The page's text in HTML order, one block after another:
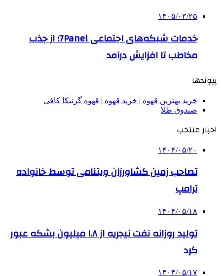
۱۴۰۵/۰۳/۲۵
خدمات شبکه‌های اجتماعی 7Panel؛ از جذب
مخاطب تا افزایش درآمد
پیوندها
خرید بهترین قهوه | خرید قهوه | قهوه گرنیکا کافی
صندوق طلا
اخبار منتخب
۱۴۰۴/۰۵/۲۰
تصاحب زمین کشاورزان ویتنامی توسط خانواده
ترامپ
۱۴۰۴/۰۵/۱۸
تولید روزانه نفت نیجریه از ۱.۸ میلیون بشکه عبور
کرد
۱۴۰۴/۰۵/۱۷